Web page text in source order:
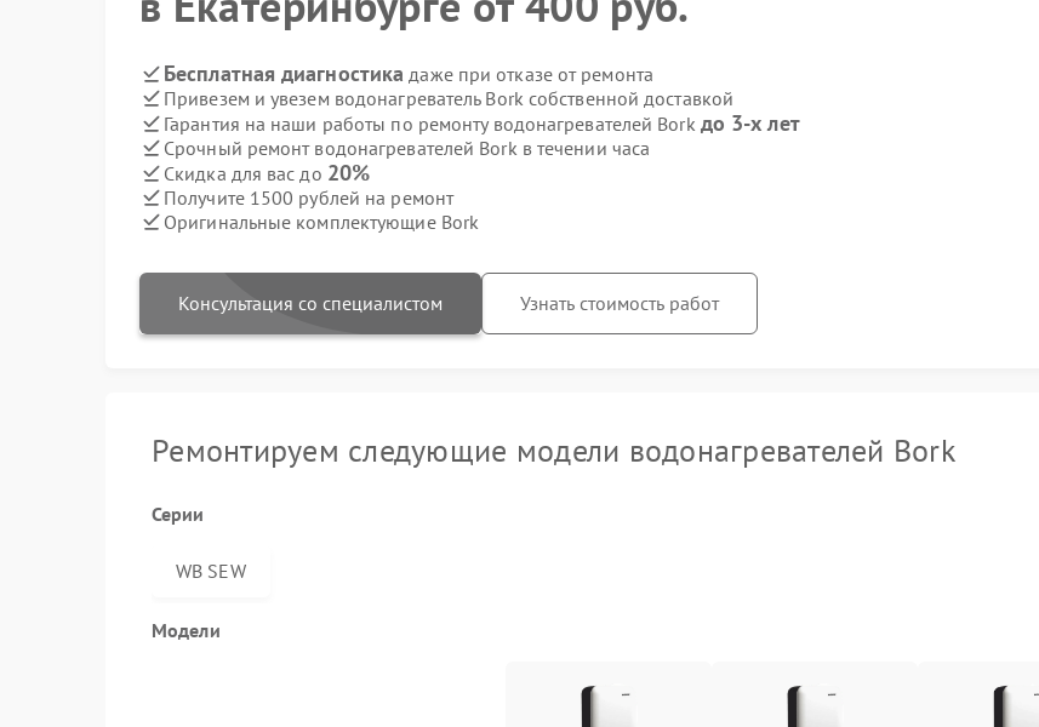
Бесплатная диагностика даже при отказе от ремонта
Привезем и увезем водонагреватель Bork собственной доставкой
Гарантия на наши работы по ремонту водонагревателей Bork до 3-х лет
Срочный ремонт водонагревателей Bork в течении часа
Скидка для вас до 20%
Получите 1500 рублей на ремонт
Оригинальные комплектующие Bork
Консультация со специалистом Узнать стоимость работ
Ремонтируем следующие модели водонагревателей Bork
Серии
WB SEW
Модели